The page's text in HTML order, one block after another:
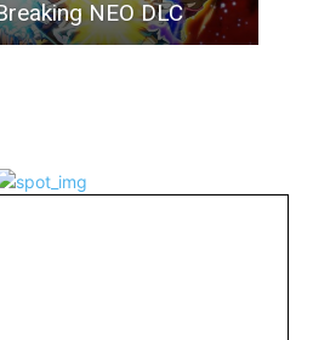
NEO DLC